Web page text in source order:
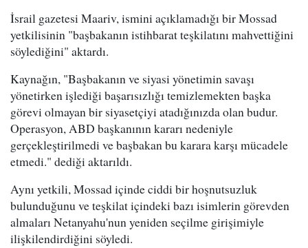
İsrail gazetesi Maariv, ismini açıklamadığı bir Mossad
yetkilisinin "başbakanın istihbarat teşkilatını mahvettiğini
söylediğini" aktardı.
Kaynağın, "Başbakanın ve siyasi yönetimin savaşı
yönetirken işlediği başarısızlığı temizlemekten başka
görevi olmayan bir siyasetçiyi atadığınızda olan budur.
Operasyon, ABD başkanının kararı nedeniyle
gerçekleştirilmedi ve başbakan bu karara karşı mücadele
etmedi." dediği aktarıldı.
Aynı yetkili, Mossad içinde ciddi bir hoşnutsuzluk
bulunduğunu ve teşkilat içindeki bazı isimlerin görevden
almaları Netanyahu'nun yeniden seçilme girişimiyle
ilişkilendirdiğini söyledi.